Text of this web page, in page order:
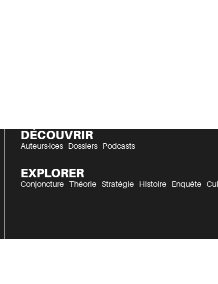
DÉCOUVRIR
Auteurs·ices Dossiers Podcasts
EXPLORER
Conjoncture Théorie Stratégie Histoire Enquête